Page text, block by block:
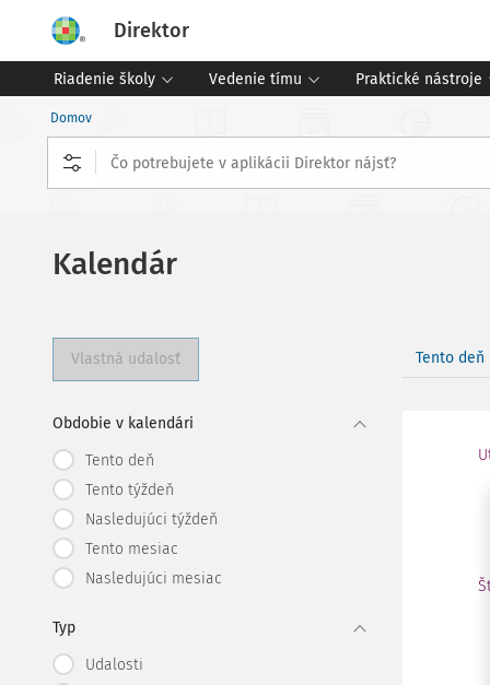
Direktor
Riadenie školy Vedenie tímu Praktické nástroje
Domov
Kalendár
Vlastná udalosť
Obdobie v kalendári
Tento deň
Tento týždeň
Nasledujúci týždeň
Tento mesiac
Nasledujúci mesiac
Typ
Udalosti
Tento deň
Št